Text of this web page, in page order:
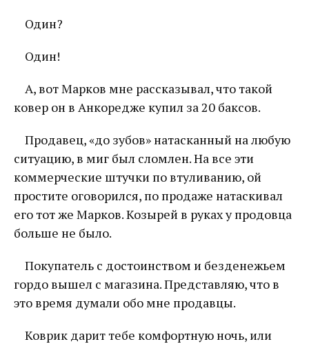
Один?
Один!
А, вот Марков мне рассказывал, что такой
ковер он в Анкоредже купил за 20 баксов.
Продавец, «до зубов» натасканный на любую
ситуацию, в миг был сломлен. На все эти
коммерческие штучки по втуливанию, ой
простите оговорился, по продаже натаскивал
его тот же Марков. Козырей в руках у продовца
больше не было.
Покупатель с достоинством и безденежьем
гордо вышел с магазина. Представляю, что в
это время думали обо мне продавцы.
Коврик дарит тебе комфортную ночь, или